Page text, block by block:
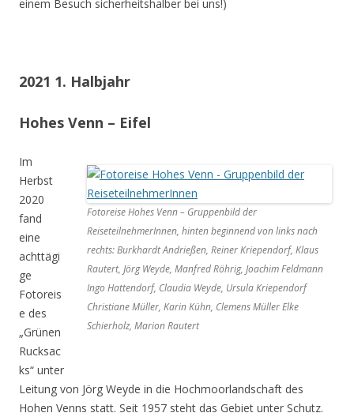
einem Besuch sicherheitshalber bei uns!)
2021 1. Halbjahr
Hohes Venn – Eifel
Fotoreise Hohes Venn – Gruppenbild der
ReiseteilnehmerInnen, hinten beginnend von links nach
rechts: Burkhardt Andrießen, Reiner Kriependorf, Klaus
Rautert, Jörg Weyde, Manfred Röhrig, Joachim Feldmann
Ingo Hattendorf, Claudia Weyde, Ursula Kriependorf
Christiane Müller, Karin Kühn, Clemens Müller Elke
Schierholz, Marion Rautert
Im
Herbst
2020
fand
eine
achttägi
ge
Fotoreis
e des
„Grünen
Rucksac
ks“ unter
Leitung von Jörg Weyde in die Hochmoorlandschaft des
Hohen Venns statt. Seit 1957 steht das Gebiet unter Schutz.